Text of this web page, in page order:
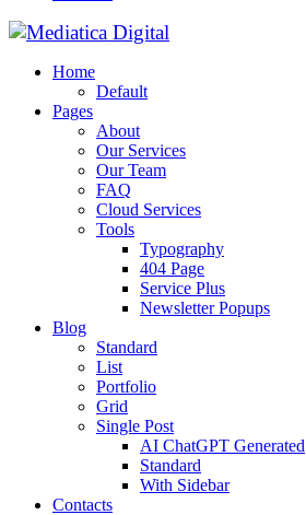
Home
Default
Pages
About
Our Services
Our Team
FAQ
Cloud Services
Tools
Typography
404 Page
Service Plus
Newsletter Popups
Blog
Standard
List
Portfolio
Grid
Single Post
AI ChatGPT Generated
Standard
With Sidebar
Contacts